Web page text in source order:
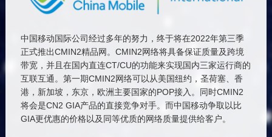
中国移动国际公司经过多年的努力，终于将在2022年第三季
正式推出CMIN2精品网。CMIN2网络将具备保证质量及跨境
带宽，并且在国内直连CT/CU的功能来实现国内三家运行商的
互联互通。第一期CMIN2网络可以从美国纽约，圣荷塞、香
港，新加坡，东京，欧洲主要国家的POP接入。同时CMIN2
将会是CN2 GIA产品的直接竞争对手。而中国移动争取以比
GIA更优惠的价格以及同等优质的网络质量提供给客户。